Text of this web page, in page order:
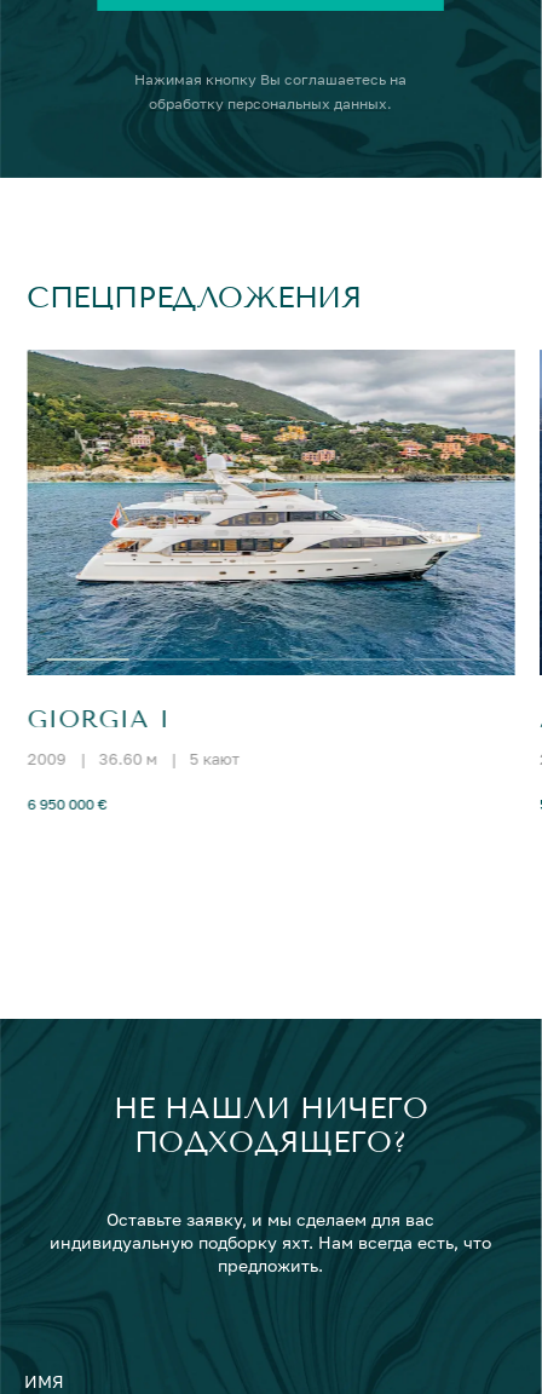
Нажимая кнопку Вы соглашаетесь на
обработку персональных данных.
СПЕЦПРЕДЛОЖЕНИЯ
GIORGIA I
2009 | 36.60 м | 5 кают
6 950 000 €
НЕ НАШЛИ НИЧЕГО
ПОДХОДЯЩЕГО?
Оставьте заявку, и мы сделаем для вас
индивидуальную подборку яхт. Нам всегда есть, что
предложить.
ИМЯ